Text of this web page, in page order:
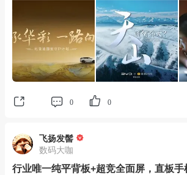
0 0
飞扬发髻
数码大咖
行业唯一纯平背板+超竞全面屏，直板